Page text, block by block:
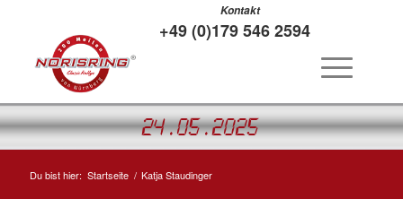
24.05.2025
Kontakt
+49 (0)179 546 2594
Du bist hier: Startseite / Katja Staudinger